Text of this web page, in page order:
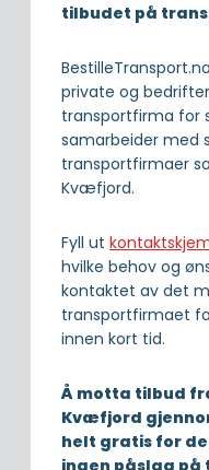
tilbudet på
private og
transportfirma for
samarbeider med
transportfirmaer
Kvæfjord.
Fyll ut
hvilke behov og
kontaktet av det
transportfirmaet
innen kort tid.
Å motta tilbud
Kvæfjord
helt gratis for